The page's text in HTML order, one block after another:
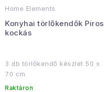
Home Elements
Konyhai törlőkendők Piros
kockás
3 db törlőkendő készlet 50 x
70 cm
Raktáron